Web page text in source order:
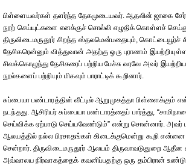
பிள்ளையவர்கள் தளர்ந்த தேகமுடையவர். ஆதலின் ஜாகை
நூற் செய்யுட்களை எனக்குச் சொல்லி எழுதிக் கொள்ளச்
திருவிடைமருதூர் சிறந்த ஸ்தலமென்பதையும், கொட்டையூர்ச்
தேசிகரென்னும் வித்துவான் அதற்கு ஒரு புராணம்
சிவக்கொழுந்து தேசிகரைப் பற்றிய பேச்சு வரவே அவர்
நூல்களைப் பற்றியும் மிகவும் பாராட்டிக் கூறினார்.
சுப்பையா பண்டாரத்தின் வீட்டில் ஆறுமுகத்தா பிள்ளைக்கும் என்
நடந்தது. ஆசிரியர் சுப்பையா பண்டாரத்தைப் பார்த்து,
செய்விக்க ஏற்பாடு செய்யவேண்டும்” என்று சொன்னார். அவர்
ஆலயத்தில் நல்ல பிரசாதங்கள் கிடைக்குமென்று கூறி
சென்றார். திருவிடைமருதூர் ஆலயம் திருவாவடுதுறை ஆதீன
அவ்வாலய நிர்வாகத்தைக் கவனிப்பதற்கு ஒரு தம்பிரான் உண்டு.